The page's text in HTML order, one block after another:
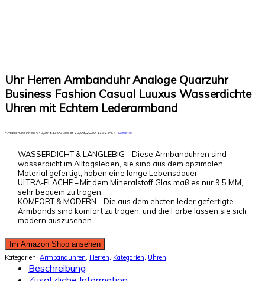
Uhr Herren Armbanduhr Analoge Quarzuhr
Business Fashion Casual Luuxus Wasserdichte
Uhren mit Echtem Lederarmband
Amazon.de Price:€49,99 €13,99 (as of 19/03/2020 11:31 PST- Details)
WASSERDICHT & LANGLEBIG – Diese Armbanduhren sind
wasserdicht im Alltagsleben, sie sind aus dem opzimalen
Material gefertigt, haben eine lange Lebensdauer
ULTRA-FLACHE – Mit dem Mineralstoff Glas maß es nur 9.5 MM,
sehr bequem zu tragen.
KOMFORT & MODERN – Die aus dem ehcten leder gefertigte
Armbands sind komfort zu tragen, und die Farbe lassen sie sich
modern auszusehen.
Im Amazon Shop ansehen
Kategorien: Armbanduhren, Herren, Kategorien, Uhren
Beschreibung